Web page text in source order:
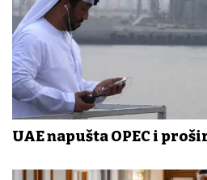
UAE napušta OPEC i